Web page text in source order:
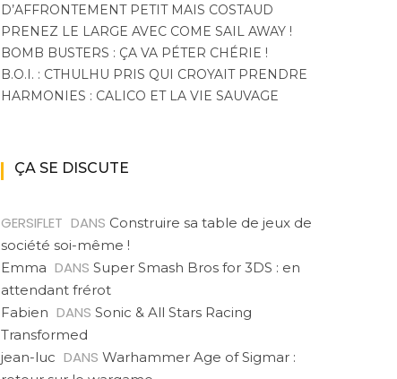
D’AFFRONTEMENT PETIT MAIS COSTAUD
PRENEZ LE LARGE AVEC COME SAIL AWAY !
BOMB BUSTERS : ÇA VA PÉTER CHÉRIE !
B.O.I. : CTHULHU PRIS QUI CROYAIT PRENDRE
HARMONIES : CALICO ET LA VIE SAUVAGE
ÇA SE DISCUTE
GERSIFLET DANS Construire sa table de jeux de
société soi-même !
Emma DANS Super Smash Bros for 3DS : en
attendant frérot
Fabien DANS Sonic & All Stars Racing
Transformed
jean-luc DANS Warhammer Age of Sigmar :